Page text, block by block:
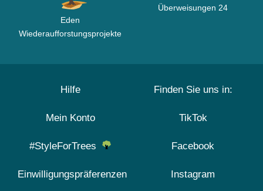
Eden
Wiederaufforstungsprojekte
Überweisungen 24
Hilfe
Mein Konto
#StyleForTrees
Einwilligungspräferenzen
Finden Sie uns in:
TikTok
Facebook
Instagram